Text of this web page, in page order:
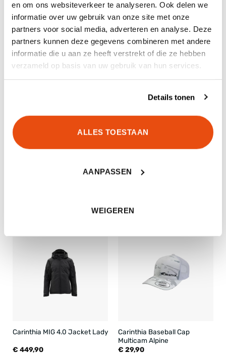
en om ons websiteverkeer te analyseren. Ook delen we
informatie over uw gebruik van onze site met onze
partners voor social media, adverteren en analyse. Deze
partners kunnen deze gegevens combineren met andere
informatie die u aan ze heeft verstrekt of die ze hebben
verzameld op basis van uw gebruik van hun services.
Details tonen
ALLES TOESTAAN
AANPASSEN
WEIGEREN
GERELATEERDE PRODUCTEN
Carinthia MIG 4.0 Jacket Lady
€ 449,90
Carinthia Baseball Cap
Multicam Alpine
€ 29,90